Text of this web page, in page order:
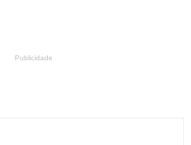
Publicidade